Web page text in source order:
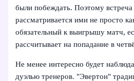
были побеждать. Поэтому
рассматривается ими не просто
обязательный к выигрышу матч,
рассчитывает на попадание в
Не менее интересно будет
дуэлью тренеров. "Эвертон"